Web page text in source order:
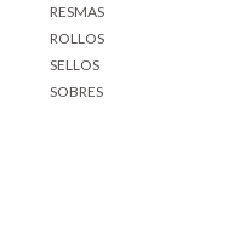
RESMAS
ROLLOS
SELLOS
SOBRES